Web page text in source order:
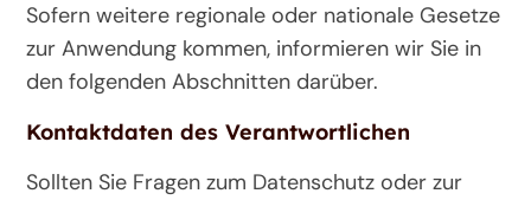
Sofern weitere regionale oder nationale Gesetze
zur Anwendung kommen, informieren wir Sie in
den folgenden Abschnitten darüber.
Kontaktdaten des Verantwortlichen
Sollten Sie Fragen zum Datenschutz oder zur